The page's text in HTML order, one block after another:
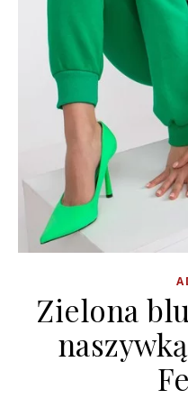
Zielona